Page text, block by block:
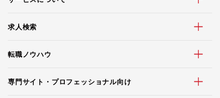
求人検索
転職ノウハウ
専門サイト・プロフェッショナル向け